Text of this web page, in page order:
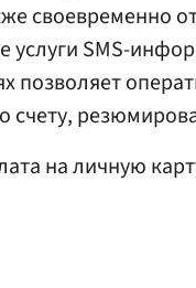
своевременно
SMS-
позволяет
счету,
на личную